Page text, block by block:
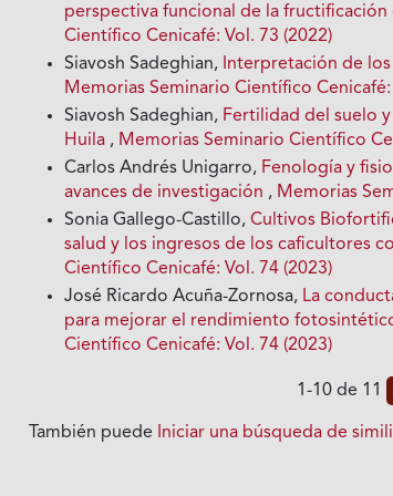
perspectiva funcional de la fructificación
Científico Cenicafé: Vol. 73 (2022)
Siavosh Sadeghian, Interpretación de
Memorias Seminario Científico Cenicafé:
Siavosh Sadeghian, Fertilidad del suelo
Huila , Memorias Seminario Científico
Carlos Andrés Unigarro, Fenología y
avances de investigación , Memorias
Sonia Gallego-Castillo,Cultivos
salud y los ingresos de los caficultores
Científico Cenicafé: Vol. 74 (2023)
José Ricardo Acuña-Zornosa, La
para mejorar el rendimiento
Científico Cenicafé: Vol. 74 (2023)
1-10 de 11
También puede Iniciar una búsqueda de